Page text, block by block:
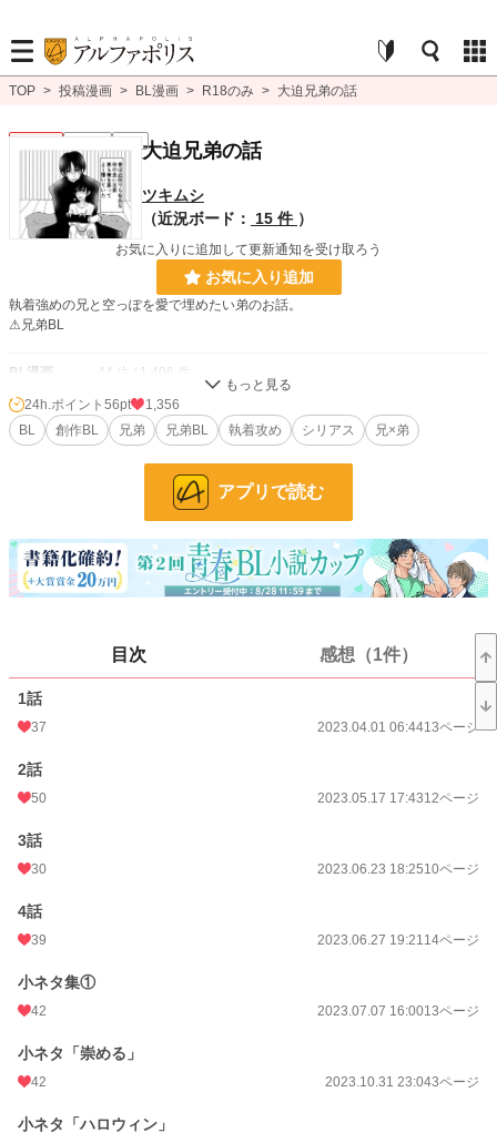
TOP > 投稿漫画 > BL漫画 > R18のみ > 大迫兄弟の話
大迫兄弟の話
ツキムシ
（近況ボード：
15 件 ）
お気に入りに追加して更新通知を受け取ろう
お気に入り追加
執着強めの兄と空っぽを愛で埋めたい弟のお話。
⚠兄弟BL
BL漫画 44 位 / 1,406 件
BL R18 16 位 / 326 件
お気に入り
更新日時 2026.06.01 22:05
486 pt (49 位)
月間ポイント 1,463 pt (64 位)
年間ポイント
累計ポイント
24h.ポイント 56pt
1,356
BL
創作BL 兄弟 兄弟BL 執着攻め シリアス 兄×弟
アプリで読む
目次 感想（1件）
1話
37 2023.04.01 06:4413ページ
2話
50 2023.05.17 17:4312ページ
3話
30 2023.06.23 18:2510ページ
4話
39 2023.06.27 19:2114ページ
小ネタ集①
42 2023.07.07 16:0013ページ
小ネタ「崇める」
42 2023.10.31 23:043ページ
小ネタ「ハロウィン」